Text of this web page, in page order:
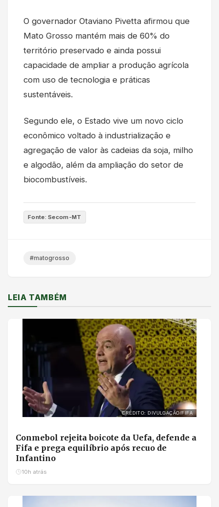
O governador Otaviano Pivetta afirmou que
Mato Grosso mantém mais de 60% do
território preservado e ainda possui
capacidade de ampliar a produção agrícola
com uso de tecnologia e práticas
sustentáveis.
Segundo ele, o Estado vive um novo ciclo
econômico voltado à industrialização e
agregação de valor às cadeias da soja, milho
e algodão, além da ampliação do setor de
biocombustíveis.
Fonte: Secom-MT
#matogrosso
LEIA TAMBÉM
CRÉDITO: DIVULGAÇÃO/FIFA
Conmebol rejeita boicote da Uefa, defende a
Fifa e prega equilíbrio após recuo de
Infantino
10h atrás